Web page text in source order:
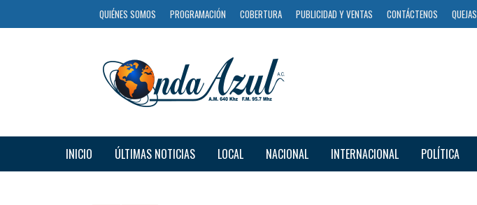
QUIÉNES SOMOS PROGRAMACIÓN COBERTURA PUBLICIDAD Y VENTAS CONTÁCTENOS QUEJAS
INICIO ÚLTIMAS NOTICIAS LOCAL NACIONAL INTERNACIONAL POLÍTICA